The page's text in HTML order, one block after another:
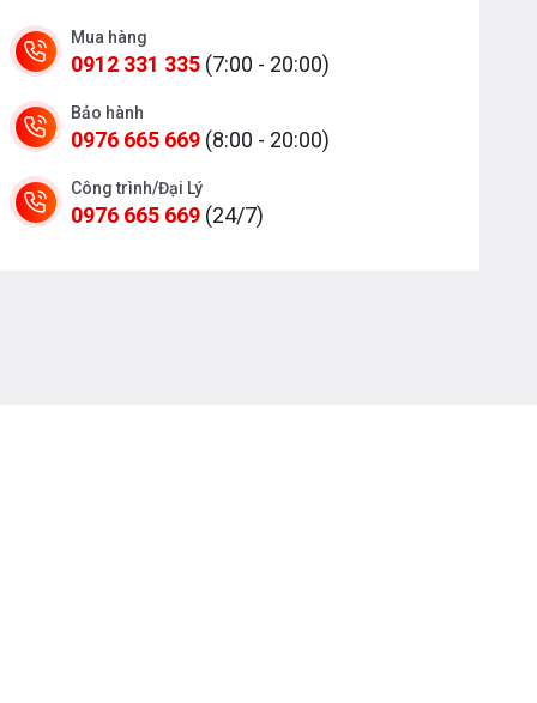
Mua hàng
0912 331 335 (7:00 - 20:00)
Bảo hành
0976 665 669 (8:00 - 20:00)
Công trình/Đại Lý
0976 665 669 (24/7)